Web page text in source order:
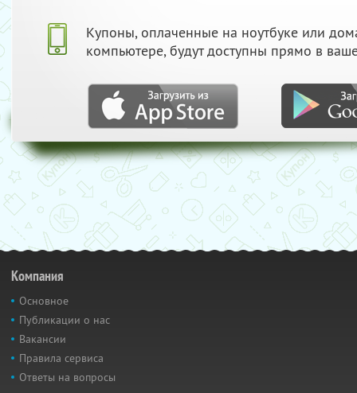
Купоны, оплаченные на ноутбуке или
компьютере, будут доступны прямо в
Компания
Основное
Публикации о нас
Вакансии
Правила сервиса
Ответы на вопросы